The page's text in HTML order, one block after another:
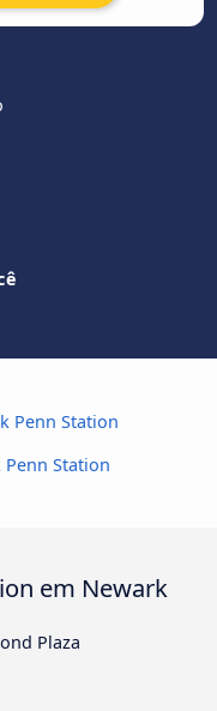
Penn Station
Penn Station
em Newark
Plaza